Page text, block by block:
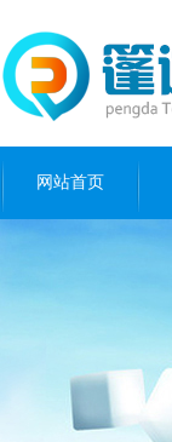
网站首页